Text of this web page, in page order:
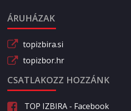
ÁRUHÁZAK
topizbira.si
topizbor.hr
CSATLAKOZZ HOZZÁNK
TOP IZBIRA - Facebook